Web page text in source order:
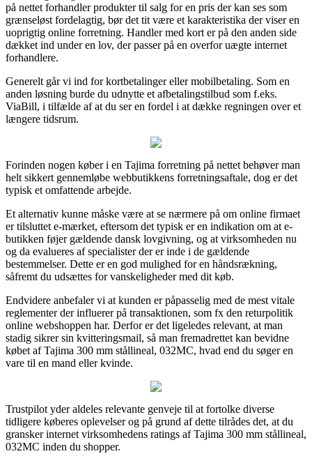
på nettet forhandler produkter til salg for en pris der kan ses som
grænseløst fordelagtig, bør det tit være et karakteristika der viser en
uoprigtig online forretning. Handler med kort er på den anden side
dækket ind under en lov, der passer på en overfor uægte internet
forhandlere.
Generelt går vi ind for kortbetalinger eller mobilbetaling. Som en
anden løsning burde du udnytte et afbetalingstilbud som f.eks.
ViaBill, i tilfælde af at du ser en fordel i at dække regningen over et
længere tidsrum.
Forinden nogen køber i en Tajima forretning på nettet behøver man
helt sikkert gennemløbe webbutikkens forretningsaftale, dog er det
typisk et omfattende arbejde.
Et alternativ kunne måske være at se nærmere på om online firmaet
er tilsluttet e-mærket, eftersom det typisk er en indikation om at e-
butikken føjer gældende dansk lovgivning, og at virksomheden nu
og da evalueres af specialister der er inde i de gældende
bestemmelser. Dette er en god mulighed for en håndsrækning,
såfremt du udsættes for vanskeligheder med dit køb.
Endvidere anbefaler vi at kunden er påpasselig med de mest vitale
reglementer der influerer på transaktionen, som fx den returpolitik
online webshoppen har. Derfor er det ligeledes relevant, at man
stadig sikrer sin kvitteringsmail, så man fremadrettet kan bevidne
købet af Tajima 300 mm stållineal, 032MC, hvad end du søger en
vare til en mand eller kvinde.
Trustpilot yder aldeles relevante genveje til at fortolke diverse
tidligere køberes oplevelser og på grund af dette tilrådes det, at du
gransker internet virksomhedens ratings af Tajima 300 mm stållineal,
032MC inden du shopper.